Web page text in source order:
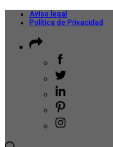
Aviso legal
Política de Privacidad